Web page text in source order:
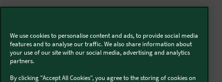
Thermomix®
We use cookies to personalise content and ads, to provide social media
features and to analyse our traffic. We also share information about
your use of our site with our social media, advertising and analytics
partners.
By clicking "Accept All Cookies", you agree to the storing of cookies on